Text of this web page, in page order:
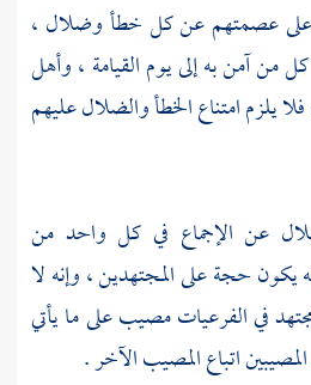
على عصمتهم عن كل خطأ وضلال ،
من آمن به إلى يوم القيامة ، وأهل
يلزم امتناع الخطأ والضلال عليهم
عن الإجماع في كل واحد من
يكون حجة على المجتهدين ، وإنه لا
في الفرعيات مصيب على ما يأتي
اتباع المصيب الآخر .